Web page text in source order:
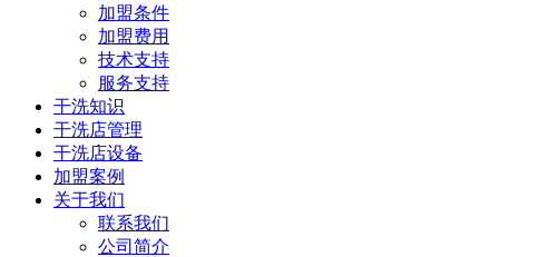
加盟条件
加盟费用
技术支持
服务支持
干洗知识
干洗店管理
干洗店设备
加盟案例
关于我们
联系我们
公司简介